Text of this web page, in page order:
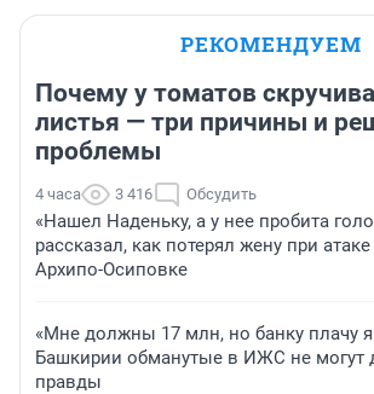
РЕКОМЕНДУЕМ
Почему у томатов
листья — три причины и
проблемы
4 часа 3 416 Обсудить
«Нашел Наденьку, а у нее пробита
рассказал, как потерял жену при
Архипо-Осиповке
«Мне должны 17 млн, но банку плачу
Башкирии обманутые в ИЖС не могут
правды